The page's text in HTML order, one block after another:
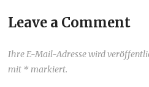
Leave a Comment
Ihre E-Mail-Adresse wird
mit * markiert.